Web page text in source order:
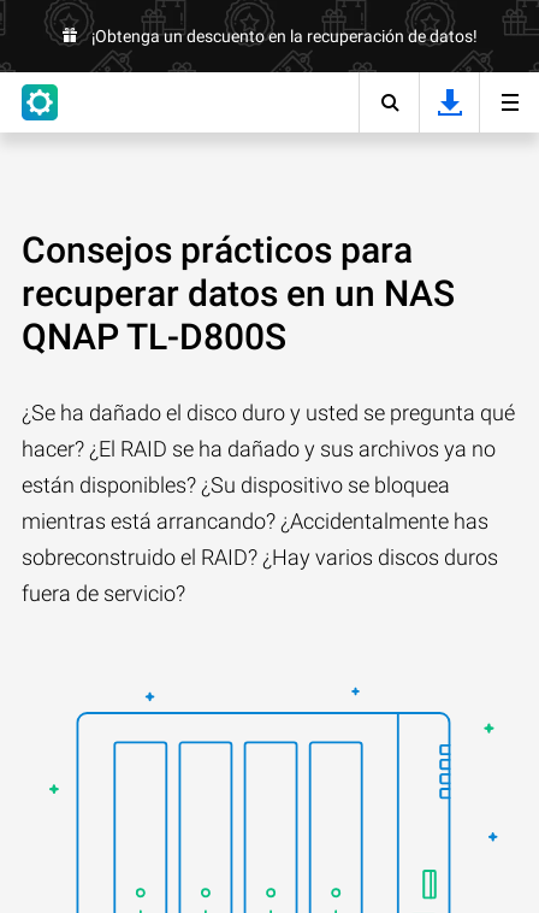
¡Obtenga un descuento en la recuperación de datos!
Consejos prácticos para
recuperar datos en un NAS
QNAP TL-D800S
¿Se ha dañado el disco duro y usted se pregunta qué
hacer? ¿El RAID se ha dañado y sus archivos ya no
están disponibles? ¿Su dispositivo se bloquea
mientras está arrancando? ¿Accidentalmente has
sobreconstruido el RAID? ¿Hay varios discos duros
fuera de servicio?